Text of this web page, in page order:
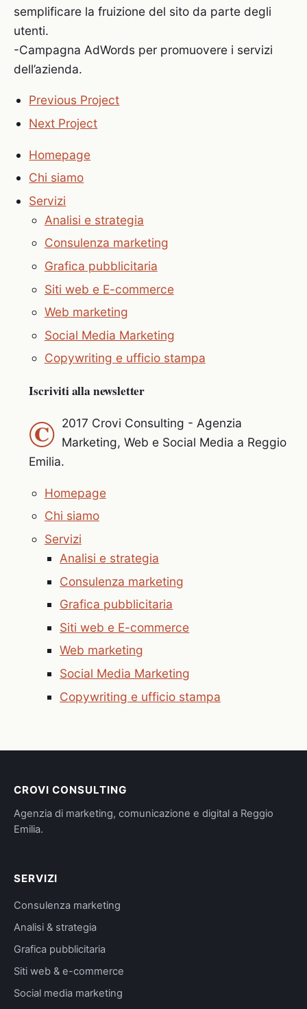
semplificare la fruizione del sito da parte degli
utenti.
-Campagna AdWords per promuovere i servizi
dell’azienda.
Previous Project
Next Project
Homepage
Chi siamo
Servizi
Analisi e strategia
Consulenza marketing
Grafica pubblicitaria
Siti web e E-commerce
Web marketing
Social Media Marketing
Copywriting e ufficio stampa
Iscriviti alla newsletter
© 2017 Crovi Consulting - Agenzia
Marketing, Web e Social Media a Reggio
Emilia.
Homepage
Chi siamo
Servizi
Analisi e strategia
Consulenza marketing
Grafica pubblicitaria
Siti web e E-commerce
Web marketing
Social Media Marketing
Copywriting e ufficio stampa
CROVI CONSULTING
Agenzia di marketing, comunicazione e digital a Reggio
Emilia.
SERVIZI
Consulenza marketing
Analisi & strategia
Grafica pubblicitaria
Siti web & e-commerce
Social media marketing